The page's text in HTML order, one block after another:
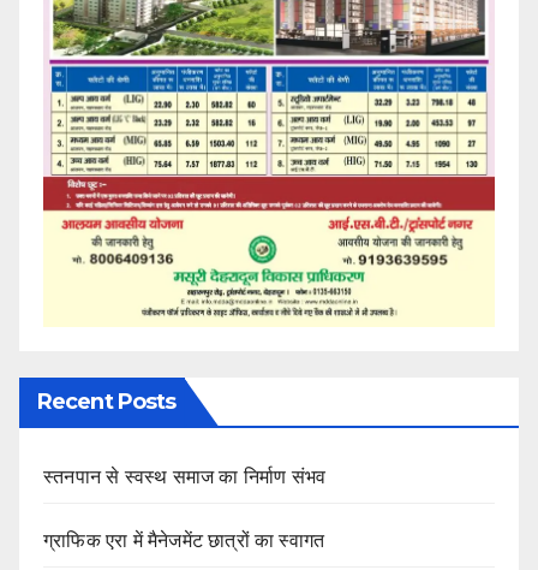
Recent Posts
स्तनपान से स्वस्थ समाज का निर्माण संभव
ग्राफिक एरा में मैनेजमेंट छात्रों का स्वागत